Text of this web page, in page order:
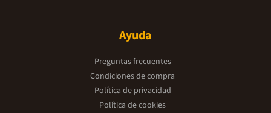
Ayuda
Preguntas frecuentes
Condiciones de compra
Política de privacidad
Política de cookies